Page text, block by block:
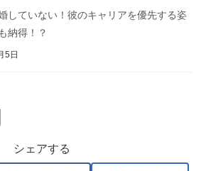
していない！彼のキャリアを優先する姿
納得！？
5日
シェアする